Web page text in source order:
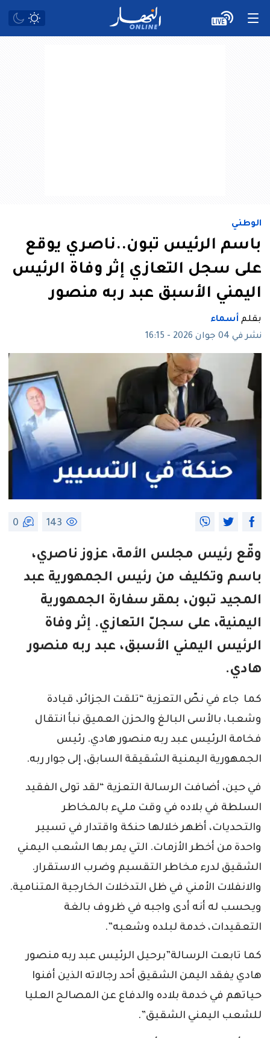
الوطني
باسم الرئيس تبون..ناصري يوقع
على سجل التعازي إثر وفاة الرئيس
اليمني الأسبق عبد ربه منصور
بقلم أسماء
نشر في 04 جوان 2026 - 16:15
143
0
وقّع رئيس مجلس الأمة، عزوز ناصري،
باسم وتكليف من رئيس الجمهورية عبد
المجيد تبون، بمقر سفارة الجمهورية
اليمنية، على سجلّ التعازي. إثر وفاة
الرئيس اليمني الأسبق، عبد ربه منصور
هادي.
كما جاء في نصّ التعزية “تلقت الجزائر، قيادة
وشعبا، بالأسى البالغ والحزن العميق نبأ انتقال
فخامة الرئيس عبد ربه منصور هادي. رئيس
الجمهورية اليمنية الشقيقة السابق، إلى جوار ربه.
في حين، أضافت الرسالة التعزية “لقد تولى الفقيد
السلطة في بلاده في وقت مليء بالمخاطر
والتحديات، أظهر خلالها حنكة واقتدار في تسيير
واحدة من أخطر الأزمات. التي يمر بها الشعب اليمني
الشقيق لدرء مخاطر التقسيم وضرب الاستقرار.
والانفلات الأمني في ظل التدخلات الخارجية المتنامية.
ويحسب له أنه أدى واجبه في ظروف بالغة
التعقيدات، خدمة لبلده وشعبه”.
كما تابعت الرسالة”برحيل الرئيس عبد ربه منصور
هادي يفقد اليمن الشقيق أحد رجالاته الذين أفنوا
حياتهم في خدمة بلاده والدفاع عن المصالح العليا
للشعب اليمني الشقيق”.